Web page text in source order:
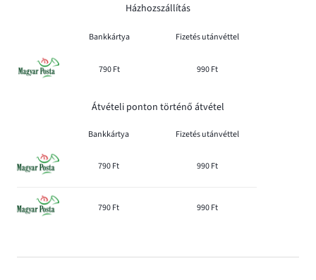
Házhozszállítás
Bankkártya Fizetés utánvéttel
790 Ft 990 Ft
Átvételi ponton történő átvétel
Bankkártya Fizetés utánvéttel
790 Ft 990 Ft
790 Ft 990 Ft